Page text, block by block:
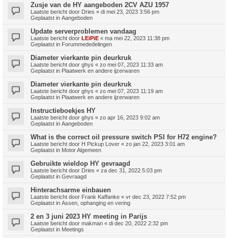
Zusje van de HY aangeboden 2CV AZU 1957
Laatste bericht door Dries « di mei 23, 2023 3:56 pm
Geplaatst in Aangeboden
Update serverproblemen vandaag
Laatste bericht door LEiPiE « ma mei 22, 2023 11:38 pm
Geplaatst in Forummededelingen
Diameter vierkante pin deurkruk
Laatste bericht door ghys « zo mei 07, 2023 11:33 am
Geplaatst in Plaatwerk en andere ijzerwaren
Diameter vierkante pin deurkruk
Laatste bericht door ghys « zo mei 07, 2023 11:19 am
Geplaatst in Plaatwerk en andere ijzerwaren
Instructieboekjes HY
Laatste bericht door ghys « zo apr 16, 2023 9:02 am
Geplaatst in Aangeboden
What is the correct oil pressure switch PSI for H72 engine?
Laatste bericht door H Pickup Lover « zo jan 22, 2023 3:01 am
Geplaatst in Motor Algemeen
Gebruikte wieldop HY gevraagd
Laatste bericht door Dries « za dec 31, 2022 5:03 pm
Geplaatst in Gevraagd
Hinterachsarme einbauen
Laatste bericht door Frank Kaffanke « vr dec 23, 2022 7:52 pm
Geplaatst in Assen, ophanging en vering
2 en 3 juni 2023 HY meeting in Parijs
Laatste bericht door makman « di dec 20, 2022 2:32 pm
Geplaatst in Meetings